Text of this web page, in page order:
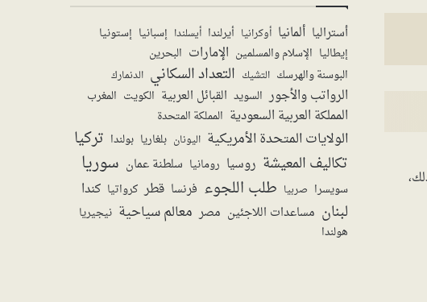
أستراليا ألمانيا أوكرانيا أيرلندا أيسلندا إسبانيا إستونيا
إيطاليا الإسلام والمسلمين الإمارات البحرين
البوسنة والهرسك التشيك التعداد السكاني الدنمارك
الرواتب والأجور السويد القبائل العربية الكويت المغرب
المملكة العربية السعودية المملكة المتحدة
الولايات المتحدة الأمريكية اليونان بلغاريا بولندا تركيا
تكاليف المعيشة روسيا رومانيا سلطنة عمان سوريا
سويسرا صربيا طلب اللجوء فرنسا قطر كرواتيا كندا
لبنان مساعدات اللاجئين مصر معالم سياحية نيجيريا
هولندا